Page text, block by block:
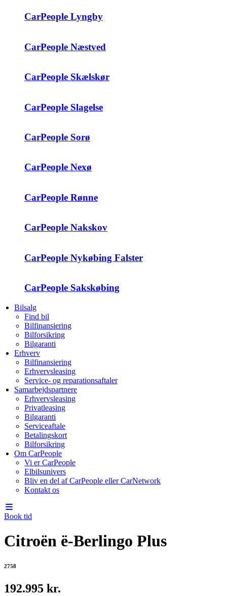
CarPeople Lyngby
CarPeople Næstved
CarPeople Skælskør
CarPeople Slagelse
CarPeople Sorø
CarPeople Nexø
CarPeople Rønne
CarPeople Nakskov
CarPeople Nykøbing Falster
CarPeople Sakskøbing
Bilsalg
Find bil
Bilfinansiering
Bilforsikring
Bilgaranti
Erhverv
Bilfinansiering
Erhvervsleasing
Service- og reparationsaftaler
Samarbejdspartnere
Erhvervsleasing
Privatleasing
Bilgaranti
Serviceaftale
Betalingskort
Bilforsikring
Om CarPeople
Vi er CarPeople
Elbilsunivers
Bliv en del af CarPeople eller CarNetwork
Kontakt os
Book tid
Citroën ë-Berlingo Plus
2758
192.995 kr.